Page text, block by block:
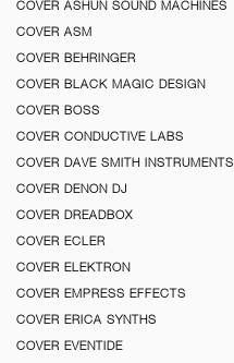
COVER ASHUN SOUND MACHINES
COVER ASM
COVER BEHRINGER
COVER BLACK MAGIC DESIGN
COVER BOSS
COVER CONDUCTIVE LABS
COVER DAVE SMITH INSTRUMENTS
COVER DENON DJ
COVER DREADBOX
COVER ECLER
COVER ELEKTRON
COVER EMPRESS EFFECTS
COVER ERICA SYNTHS
COVER EVENTIDE